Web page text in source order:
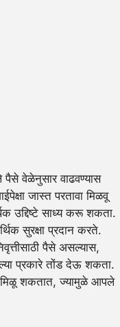
वेळेनुसार वाढवण्यास
जास्त परतावा मिळवू
उद्दिष्टे साध्य करू शकता.
सुरक्षा प्रदान करते.
पैसे असल्यास,
प्रकारे तोंड देऊ शकता.
शकतात, ज्यामुळे आपले